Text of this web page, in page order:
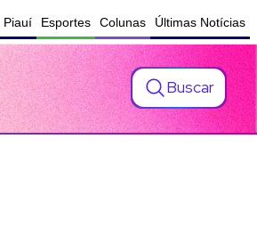
Piauí Esportes Colunas Últimas Notícias
Buscar